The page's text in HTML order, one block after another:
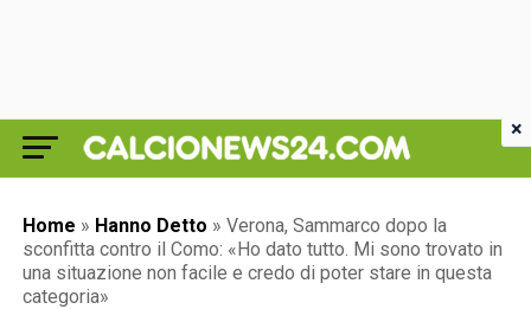
Home » Hanno Detto » Verona, Sammarco dopo la
sconfitta contro il Como: «Ho dato tutto. Mi sono trovato in
una situazione non facile e credo di poter stare in questa
categoria»
×